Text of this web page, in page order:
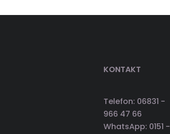
KONTAKT
Telefon: 06831 -
966 47 66
WhatsApp: 0151 -